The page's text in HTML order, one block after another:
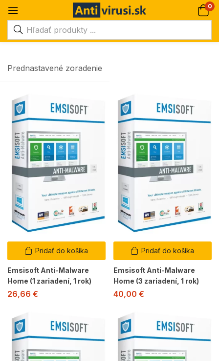
0
Prednastavené zoradenie
Pridať do košíka
Emsisoft Anti-Malware
Home (1 zariadení, 1 rok)
26,66 €
Pridať do košíka
Emsisoft Anti-Malware
Home (3 zariadení, 1 rok)
40,00 €